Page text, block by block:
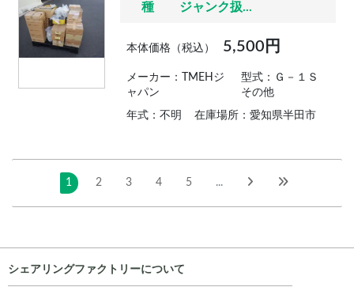
種 ジャンク扱...
本体価格（税込） 5,500円
メーカー：TMEHジ
ャパン
型式：Ｇ－１Ｓ
その他
年式：不明 在庫場所：愛知県半田市
1 2 3 4 5 ...
シェアリングファクトリーについて